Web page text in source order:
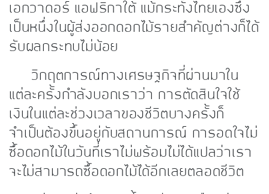
เอกวาดอร์ แอฟริกาใต้ แม้กระทั่งไทยเองซึ่ง
เป็นหนึ่งในผู้ส่งออกดอกไม้รายสำคัญต่างก็ได้
รับผลกระทบไม่น้อย
วิกฤตการณ์ทางเศรษฐกิจที่ผ่านมาใน
แต่ละครั้งกำลังบอกเราว่า การตัดสินใจใช้
เงินในแต่ละช่วงเวลาของชีวิตบางครั้งก็
จำเป็นต้องขึ้นอยู่กับสถานการณ์ การอดใจไม่
ซื้อดอกไม้ในวันที่เราไม่พร้อมไม่ได้แปลว่าเรา
จะไม่สามารถซื้อดอกไม้ได้อีกเลยตลอดชีวิต